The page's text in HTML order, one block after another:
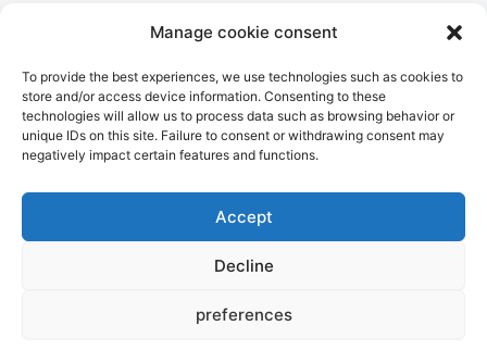
Manage cookie consent
To provide the best experiences, we use technologies such as cookies to
store and/or access device information. Consenting to these
technologies will allow us to process data such as browsing behavior or
unique IDs on this site. Failure to consent or withdrawing consent may
negatively impact certain features and functions.
Accept
Decline
preferences
160 PRODUCTS 107 PRODUCTS